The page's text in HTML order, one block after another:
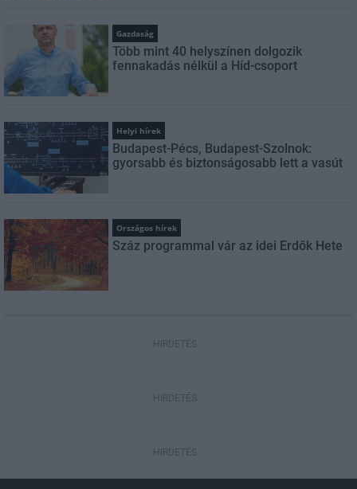
Gazdaság
Több mint 40 helyszínen dolgozik
fennakadás nélkül a Híd-csoport
Helyi hírek
Budapest-Pécs, Budapest-Szolnok:
gyorsabb és biztonságosabb lett a vasút
Országos hírek
Száz programmal vár az idei Erdők Hete
HIRDETÉS
HIRDETÉS
HIRDETÉS